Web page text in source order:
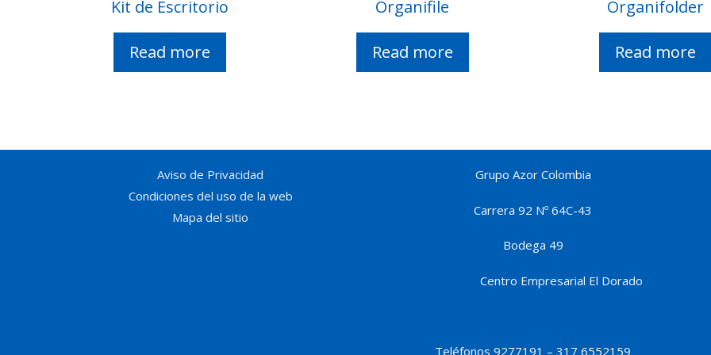
Kit de Escritorio
Read more
Organifile
Read more
Organifolder
Read more
Aviso de Privacidad
Condiciones del uso de la web
Mapa del sitio
Grupo Azor Colombia
Carrera 92 Nº 64C-43
Bodega 49
Centro Empresarial El Dorado
Teléfonos 9277191 – 317 6552159